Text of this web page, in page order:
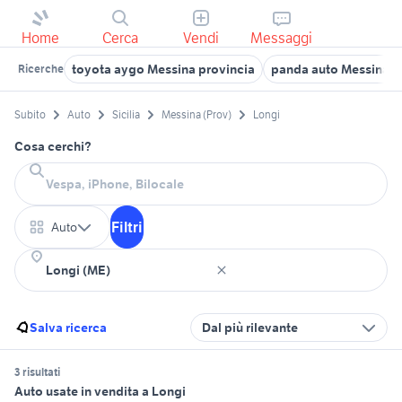
Home Cerca Vendi Messaggi
Ricerche toyota aygo Messina provincia panda auto Messina
Subito Auto Sicilia Messina (Prov) Longi
Cosa cerchi?
Auto Filtri
Salva ricerca Dal più rilevante
3 risultati
Auto usate in vendita a Longi